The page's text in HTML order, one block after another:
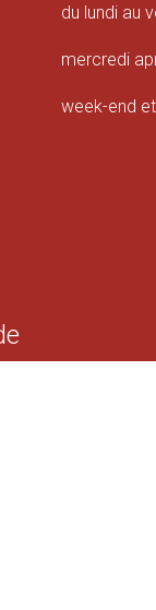
du lundi au
mercredi
week-end